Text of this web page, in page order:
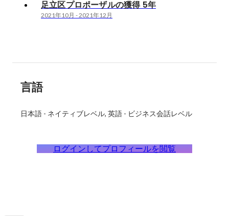
足立区プロポーザルの獲得 5年
2021年10月 -2021年12月
言語
日本語 - ネイティブレベル 英語 - ビジネス会話レベル
ログインしてプロフィールを閲覧